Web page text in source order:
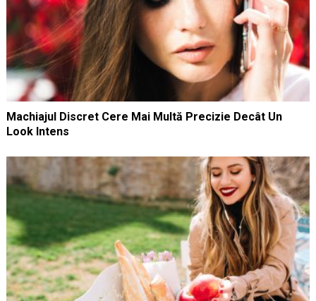
Machiajul Discret Cere Mai Multă Precizie Decât Un
Look Intens